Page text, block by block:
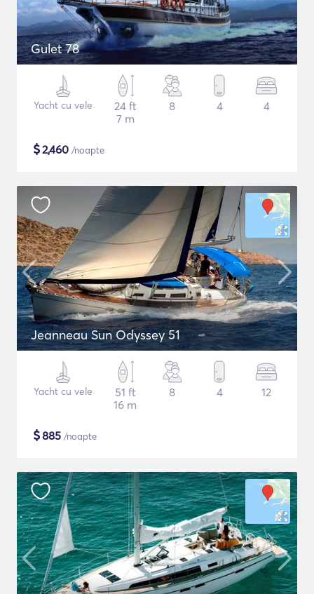
Gulet 78
Yacht cu vele
24 ft
7 m
8 4 4
$2,460 /noapte
Jeanneau Sun Odyssey 51
Yacht cu vele
51 ft
16 m
8 4 12
$885 /noapte